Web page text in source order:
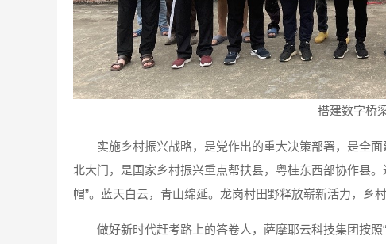
搭建数字桥
实施乡村振兴战略，是党作出的重大决策部署，是全
北大门，是国家乡村振兴重点帮扶县，粤桂东西部协作县
帽”。蓝天白云，青山绵延。龙岗村田野释放崭新活力，乡
做好新时代赶考路上的答卷人，萨摩耶云科技集团按